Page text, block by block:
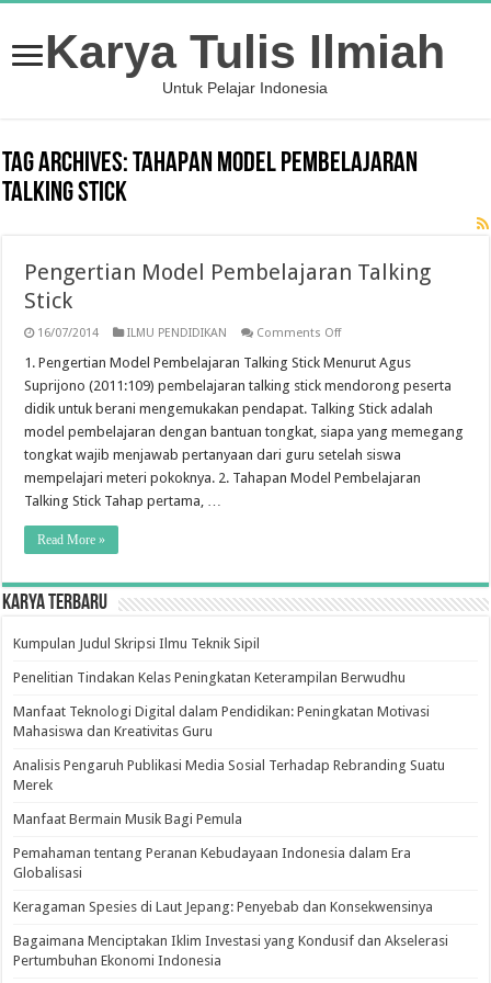
Karya Tulis Ilmiah
Untuk Pelajar Indonesia
Tag Archives:Tahapan Model Pembelajaran
Talking Stick
Pengertian Model Pembelajaran Talking
Stick
16/07/2014 ILMU PENDIDIKAN Comments Offon
Model
Pembelajaran
Talking
Stick
1. Pengertian Model Pembelajaran Talking Stick Menurut Agus
Suprijono (2011:109) pembelajaran talking stick mendorong peserta
didik untuk berani mengemukakan pendapat. Talking Stick adalah
model pembelajaran dengan bantuan tongkat, siapa yang memegang
tongkat wajib menjawab pertanyaan dari guru setelah siswa
mempelajari meteri pokoknya. 2. Tahapan Model Pembelajaran
Talking Stick Tahap pertama, …
Read More »
Karya Terbaru
Kumpulan Judul Skripsi Ilmu Teknik Sipil
Penelitian Tindakan Kelas Peningkatan Keterampilan Berwudhu
Manfaat Teknologi Digital dalam Pendidikan: Peningkatan Motivasi
Mahasiswa dan Kreativitas Guru
Analisis Pengaruh Publikasi Media Sosial Terhadap Rebranding Suatu
Merek
Manfaat Bermain Musik Bagi Pemula
Pemahaman tentang Peranan Kebudayaan Indonesia dalam Era
Globalisasi
Keragaman Spesies di Laut Jepang: Penyebab dan Konsekwensinya
Bagaimana Menciptakan Iklim Investasi yang Kondusif dan Akselerasi
Pertumbuhan Ekonomi Indonesia